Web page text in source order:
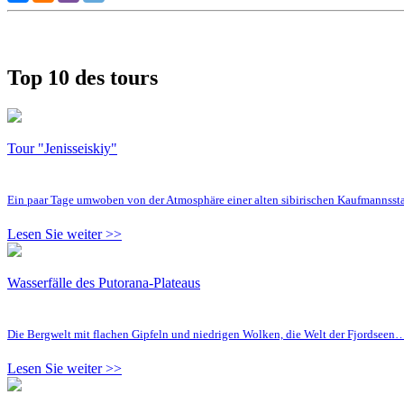
Top 10 des tours
Tour "Jenisseiskiy"
Ein paar Tage umwoben von der Atmosphäre einer alten sibirischen
Lesen Sie weiter >>
Wasserfälle des Putorana-Plateaus
Die Bergwelt mit flachen Gipfeln und niedrigen Wolken, die Welt der Fjordseen…
Lesen Sie weiter >>